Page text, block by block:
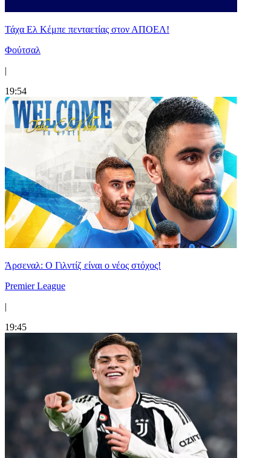
Τάχα Ελ Κέμπε πενταετίας στον ΑΠΟΕΛ!
Φούτσαλ
|
19:54
Άρσεναλ: Ο Γιλντίζ είναι ο νέος στόχος!
Premier League
|
19:45